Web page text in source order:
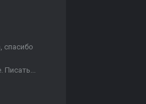
спасибо
Писать...